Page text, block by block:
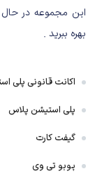
این مجموعه در حال
بهره ببرید .
اکانت قانونی پلی
پلی استیشن پلاس
گیفت کارت
پوبو تی وی